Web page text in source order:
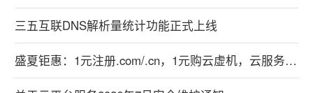
三五互联DNS解析量统计功能正式上线
盛夏钜惠：1元注册.com/.cn，1元购云虚机，云服务器特惠99元！